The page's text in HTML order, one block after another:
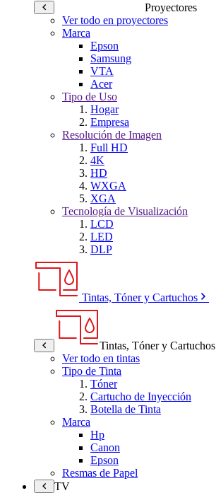
Proyectores
Ver todo en proyectores
Marca
Epson
Samsung
VTA
Acer
Tipo de Uso
Hogar
Empresa
Resolución de Imagen
Full HD
4K
HD
WXGA
XGA
Tecnología de Visualización
LCD
LED
DLP
Tintas, Tóner y Cartuchos
Tintas, Tóner y Cartuchos
Ver todo en tintas
Tipo de Tinta
Tóner
Cartucho de Inyección
Botella de Tinta
Marca
Hp
Canon
Epson
Resmas de Papel
TV